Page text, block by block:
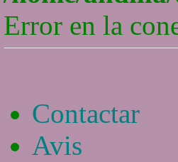
Error en la
Contactar
Avis